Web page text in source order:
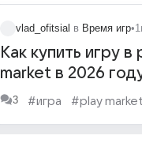
vlad_ofitsial в Время игр•
Как купить игру в
market в 2026
3 #игра #play